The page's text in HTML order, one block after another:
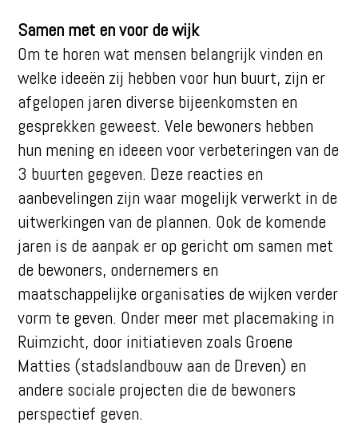
Samen met en voor de wijk
Om te horen wat mensen belangrijk vinden en
welke ideeën zij hebben voor hun buurt, zijn er
afgelopen jaren diverse bijeenkomsten en
gesprekken geweest. Vele bewoners hebben
hun mening en ideeen voor verbeteringen van de
3 buurten gegeven. Deze reacties en
aanbevelingen zijn waar mogelijk verwerkt in de
uitwerkingen van de plannen. Ook de komende
jaren is de aanpak er op gericht om samen met
de bewoners, ondernemers en
maatschappelijke organisaties de wijken verder
vorm te geven. Onder meer met placemaking in
Ruimzicht, door initiatieven zoals Groene
Matties (stadslandbouw aan de Dreven) en
andere sociale projecten die de bewoners
perspectief geven.